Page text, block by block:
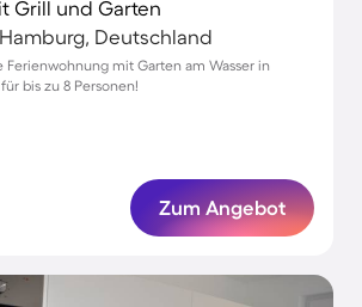
Grill und Garten
Deutschland
Ferienwohnung mit Garten am Wasser in
bis zu 8 Personen!
Zum Angebot